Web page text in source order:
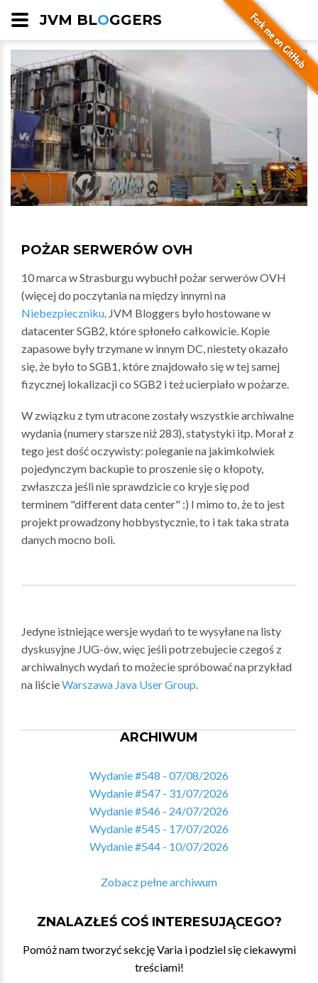
JVM BLOGGERS
POŻAR SERWERÓW OVH
10 marca w Strasburgu wybuchł pożar serwerów OVH
(więcej do poczytania na między innymi na
Niebezpieczniku. JVM Bloggers było hostowane w
datacenter SGB2, które spłoneło całkowicie. Kopie
zapasowe były trzymane w innym DC, niestety okazało
się, że było to SGB1, które znajdowało się w tej samej
fizycznej lokalizacji co SGB2 i też ucierpiało w pożarze.
W związku z tym utracone zostały wszystkie archiwalne
wydania (numery starsze niż 283), statystyki itp. Morał z
tego jest dość oczywisty: poleganie na jakimkolwiek
pojedynczym backupie to proszenie się o kłopoty,
zwłaszcza jeśli nie sprawdzicie co kryje się pod
terminem "different data center" :) I mimo to, że to jest
projekt prowadzony hobbystycznie, to i tak taka strata
danych mocno boli.
Jedyne istniejące wersje wydań to te wysyłane na listy
dyskusyjne JUG-ów, więc jeśli potrzebujecie czegoś z
archiwalnych wydań to możecie spróbować na przykład
na liścieWarszawa Java User Group.
ARCHIWUM
Wydanie #548 - 07/08/2026
Wydanie #547 - 31/07/2026
Wydanie #546 - 24/07/2026
Wydanie #545 - 17/07/2026
Wydanie #544 - 10/07/2026
Zobacz pełne archiwum
ZNALAZŁEŚ COŚ INTERESUJĄCEGO?
Pomóż nam tworzyć sekcję Varia i podziel się ciekawymi
treściami!